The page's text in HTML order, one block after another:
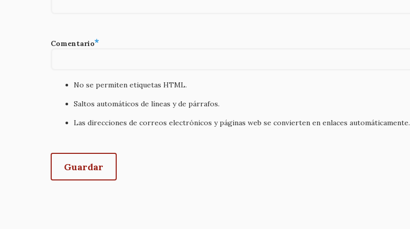
Comentario
No se permiten etiquetas HTML.
Saltos automáticos de líneas y de párrafos.
Las direcciones de correos electrónicos y páginas web se convierten en enlaces automáticamente.